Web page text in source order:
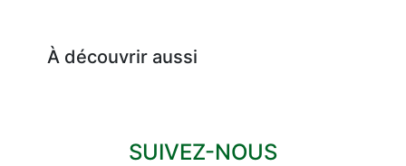
À découvrir aussi
SUIVEZ-NOUS